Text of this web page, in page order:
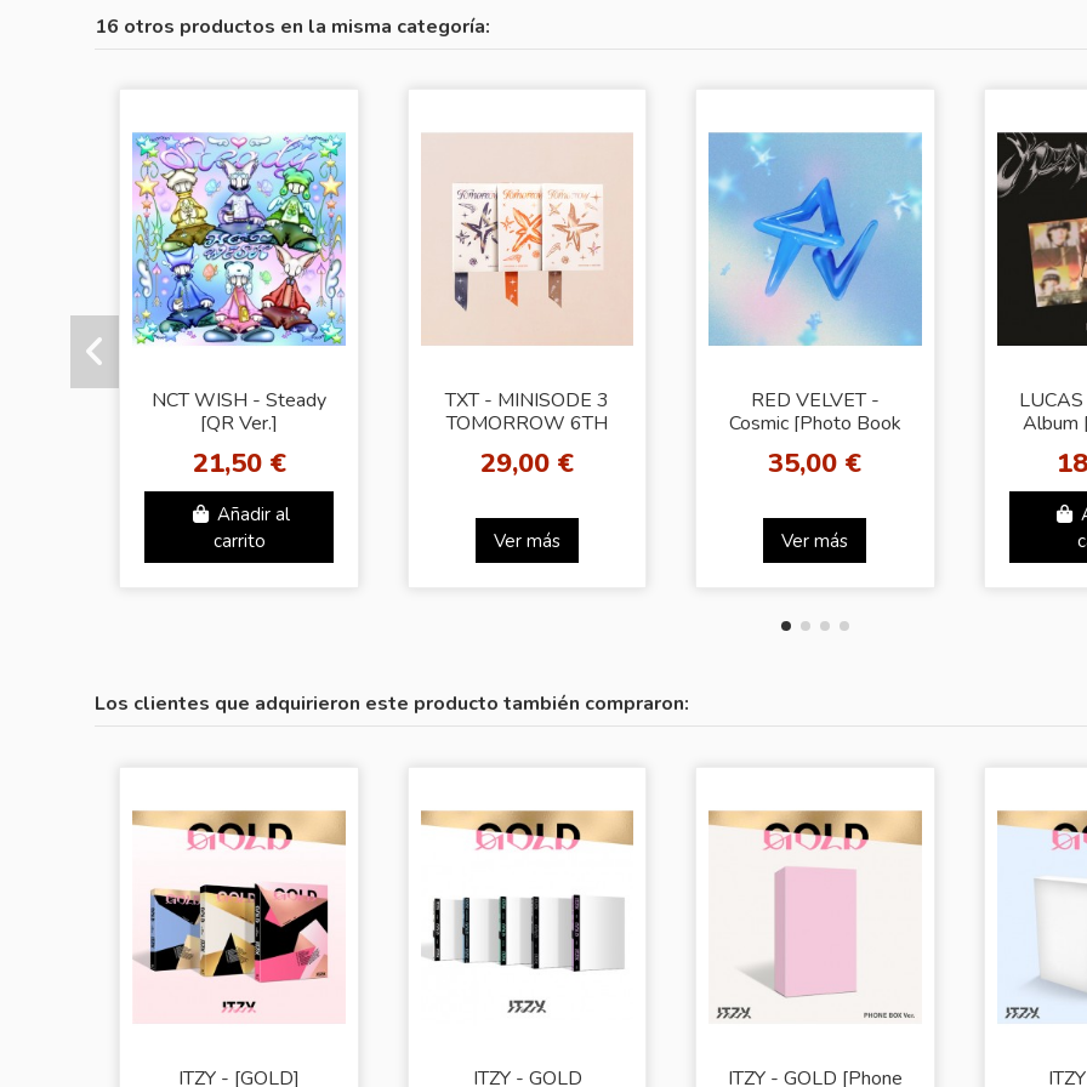
16 otros productos en la misma categoría:
NCT WISH - Steady
[QR Ver.]
21,50 €
Añadir al
carrito
TXT - MINISODE 3
TOMORROW 6TH
Random Photocard
29,00 €
Ver más
RED VELVET -
Cosmic [Photo Book
+ Random Photocard
35,00 €
Ver más
Album
Los clientes que adquirieron este producto también compraron:
ITZY - [GOLD] ITZY - GOLD ITZY - GOLD [Phone